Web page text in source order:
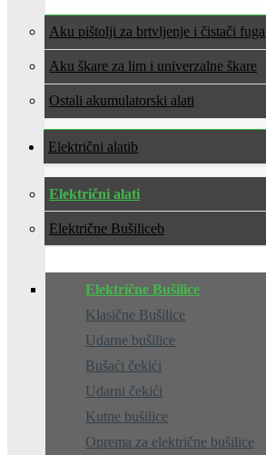
Aku pištolji za brtvljenje i čistači fuga
Aku škare za lim i univerzalne škare
Ostali akumulatorski alati
Električni alati
Električni alati
Električne Bušilice
Električne Bušilice
Klasične Bušilice
Udarne bušilice
Bušaći čekići
Udarni čekići
Kutne bušilice
Oprema za električne bušilice